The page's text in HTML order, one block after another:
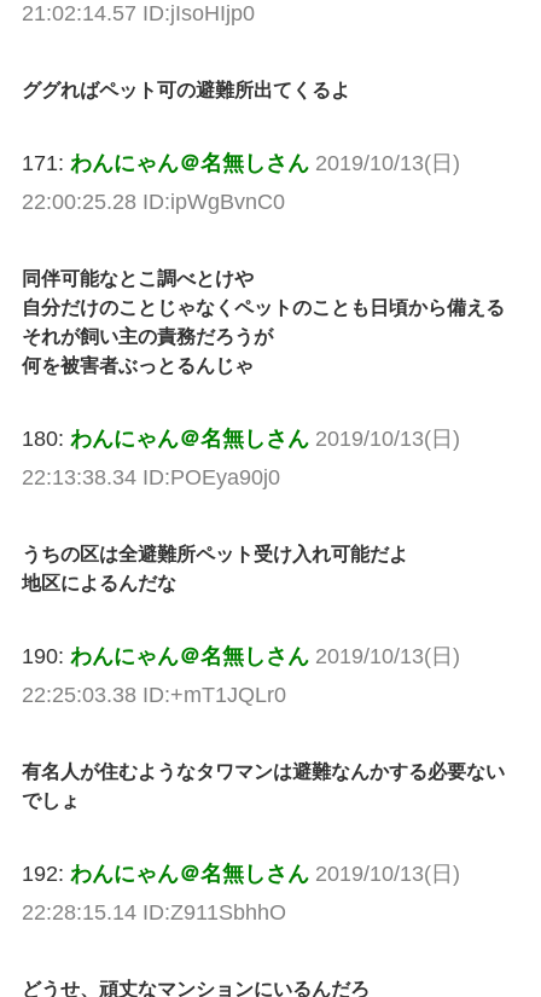
21:02:14.57 ID:jIsoHIjp0
ググればペット可の避難所出てくるよ
171: わんにゃん＠名無しさん 2019/10/13(日)
22:00:25.28 ID:ipWgBvnC0
同伴可能なとこ調べとけや
自分だけのことじゃなくペットのことも日頃から備える
それが飼い主の責務だろうが
何を被害者ぶっとるんじゃ
180: わんにゃん＠名無しさん 2019/10/13(日)
22:13:38.34 ID:POEya90j0
うちの区は全避難所ペット受け入れ可能だよ
地区によるんだな
190: わんにゃん＠名無しさん 2019/10/13(日)
22:25:03.38 ID:+mT1JQLr0
有名人が住むようなタワマンは避難なんかする必要ない
でしょ
192: わんにゃん＠名無しさん 2019/10/13(日)
22:28:15.14 ID:Z911SbhhO
どうせ、頑丈なマンションにいるんだろ